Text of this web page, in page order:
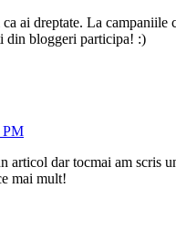
ai dreptate. La campaniile
din bloggeri participa! :)
PM
articol dar tocmai am scris
mai mult!